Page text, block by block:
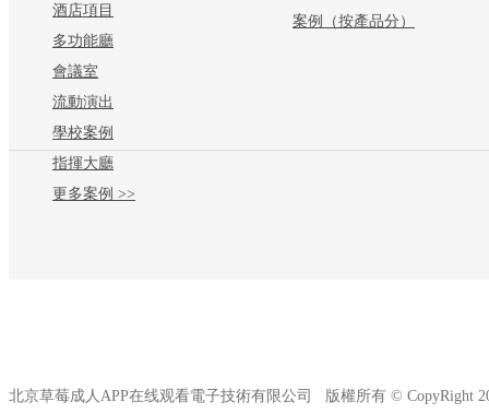
酒店項目
多功能廳
會議室
流動演出
學校案例
指揮大廳
更多案例 >>
案例（按產品分）
北京草莓成人APP在线观看電子技術有限公司 版權所有 © CopyRight